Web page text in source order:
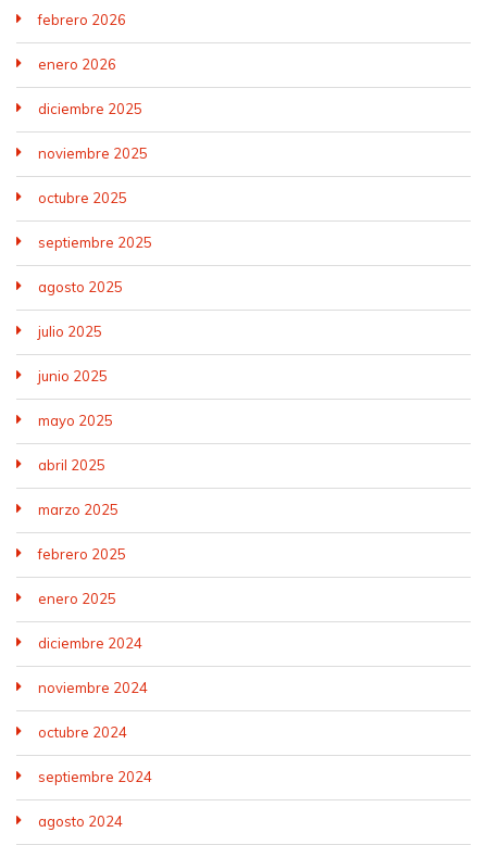
febrero 2026
enero 2026
diciembre 2025
noviembre 2025
octubre 2025
septiembre 2025
agosto 2025
julio 2025
junio 2025
mayo 2025
abril 2025
marzo 2025
febrero 2025
enero 2025
diciembre 2024
noviembre 2024
octubre 2024
septiembre 2024
agosto 2024